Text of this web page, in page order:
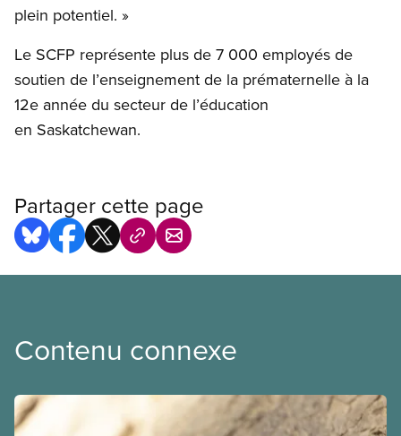
plein potentiel. »
Le SCFP représente plus de 7 000 employés de
soutien de l’enseignement de la prématernelle à la
12e année du secteur de l’éducation
en Saskatchewan.
Partager cette page
Contenu connexe